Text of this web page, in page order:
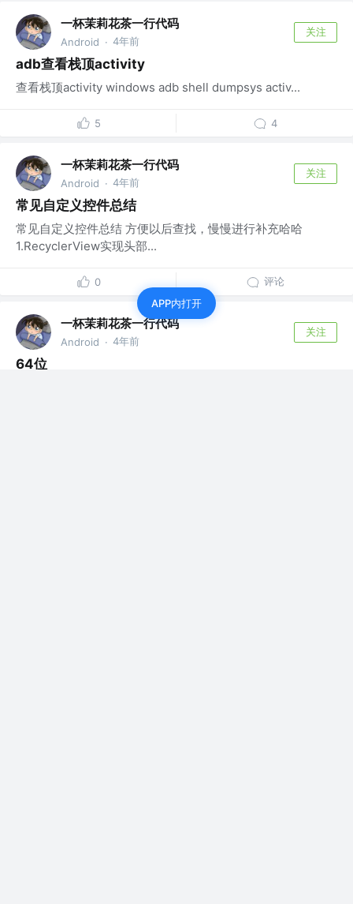
一杯茉莉花茶一行代码
Android · 4年前
关注
adb查看栈顶activity
查看栈顶activity windows adb shell dumpsys activ...
5 4
一杯茉莉花茶一行代码
Android · 4年前
关注
常见自定义控件总结
常见自定义控件总结 方便以后查找，慢慢进行补充哈哈
1.RecyclerView实现头部...
0 评论
一杯茉莉花茶一行代码
Android · 4年前
关注
64位
APP内打开